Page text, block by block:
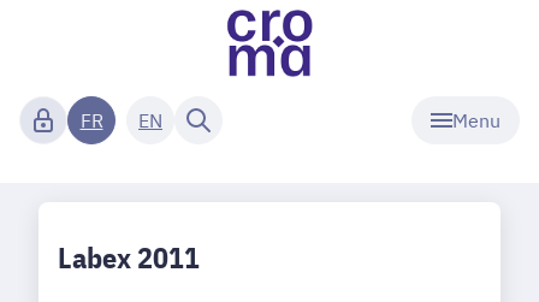
Menu
FR EN
Labex 2011